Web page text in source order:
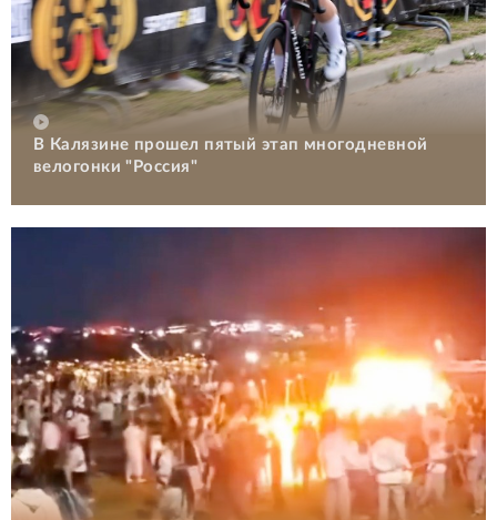
В Калязине прошел пятый этап многодневной
велогонки "Россия"